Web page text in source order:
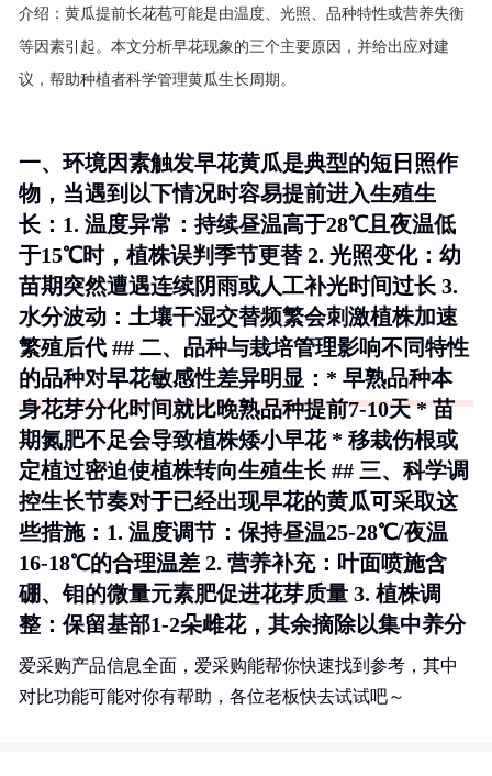
介绍： 黄瓜提前长花苞可能是由温度、光照、品种特性或营养失衡
等因素引起。本文分析早花现象的三个主要原因，并给出应对建
议，帮助种植者科学管理黄瓜生长周期。
一、环境因素触发早花黄瓜是典型的短日照作
物，当遇到以下情况时容易提前进入生殖生
长：1. 温度异常 ：持续昼温高于28℃且夜温低
于15℃时，植株误判季节更替 2. 光照变化：幼
苗期突然遭遇连续阴雨或人工补光时间过长 3.
水分波动 ：土壤干湿交替频繁会刺激植株加速
繁殖后代 ## 二、品种与栽培管理影响不同特性
的品种对早花敏感性差异明显：* 早熟品种本
身花芽分化时间就比晚熟品种提前7-10天 * 苗
期氮肥不足会导致植株矮小早花 * 移栽伤根或
定植过密迫使植株转向生殖生长 ## 三、科学调
控生长节奏对于已经出现早花的黄瓜可采取这
些措施：1. 温度调节 ：保持昼温25-28℃/夜温
16-18℃的合理温差 2. 营养补充：叶面喷施含
硼、钼的微量元素肥促进花芽质量 3. 植株调
整：保留基部1-2朵雌花，其余摘除以集中养分
爱采购产品信息全面，爱采购能帮你快速找到参考，其中
对比功能可能对你有帮助，各位老板快去试试吧～